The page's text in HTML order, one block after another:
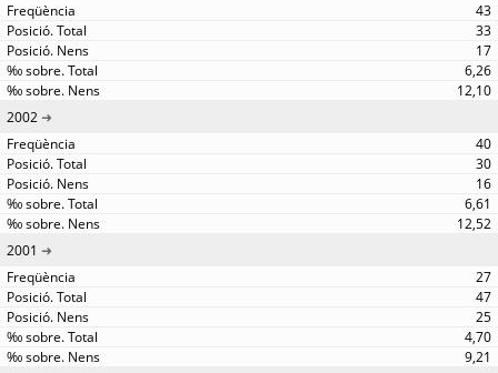
43
33
17
6,26
12,10
2002
40
30
16
6,61
12,52
2001
27
47
25
4,70
9,21